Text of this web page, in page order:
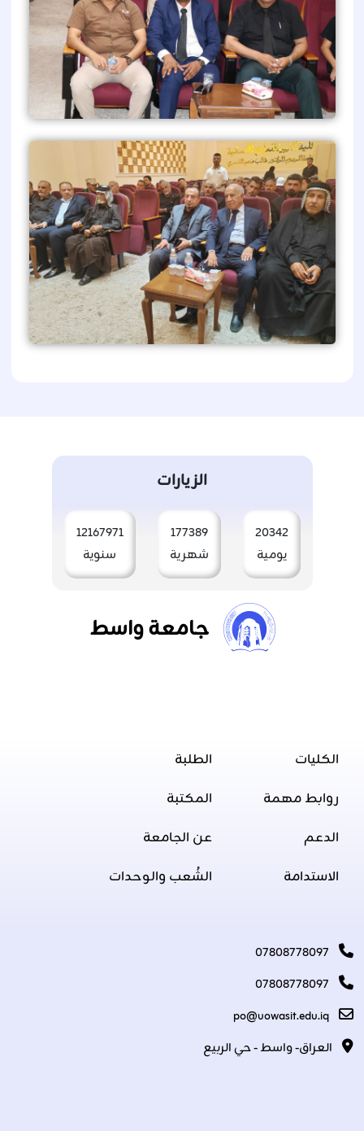
الزيارات
20342
يومية
177389
شهرية
12167971
سنوية
جامعة واسط
الكليات
روابط مهمة
الدعم
الاستدامة
الطلبة
المكتبة
عن الجامعة
الشُعب والوحدات
07808778097
07808778097
po@uowasit.edu.iq
العراق- واسط - حي الربيع